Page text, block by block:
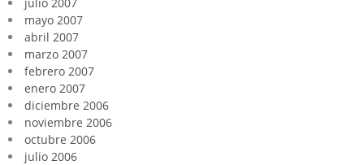
mayo 2007
abril 2007
marzo 2007
febrero 2007
enero 2007
diciembre 2006
noviembre 2006
octubre 2006
julio 2006